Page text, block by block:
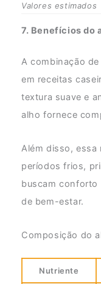
Valores estimados
7. Benefícios do
A combinação de
em receitas
textura suave e
alho fornece
Além disso, essa
períodos frios,
buscam conforto
de bem-estar.
Composição do
Nutriente